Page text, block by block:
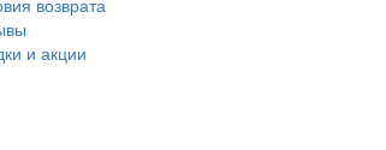
и акции